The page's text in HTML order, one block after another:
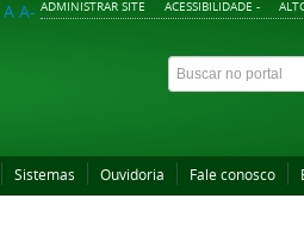
ADMINISTRAR SITE ACESSIBILIDADE -
A A-
Sistemas Ouvidoria Fale conosco